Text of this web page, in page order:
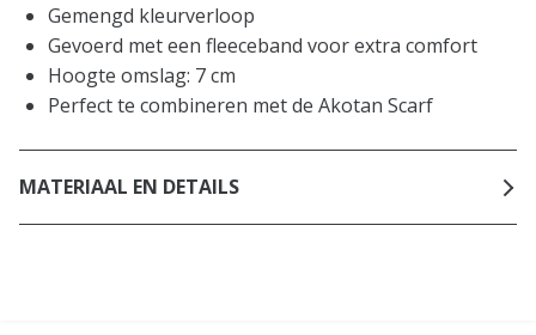
Gemengd kleurverloop
Gevoerd met een fleeceband voor extra comfort
Hoogte omslag: 7 cm
Perfect te combineren met de Akotan Scarf
MATERIAAL EN DETAILS